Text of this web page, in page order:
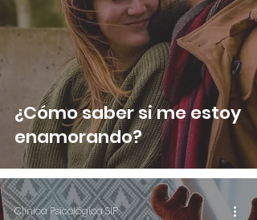
¿Cómo saber si me estoy
enamorando?
Clínica Psicológica SIP